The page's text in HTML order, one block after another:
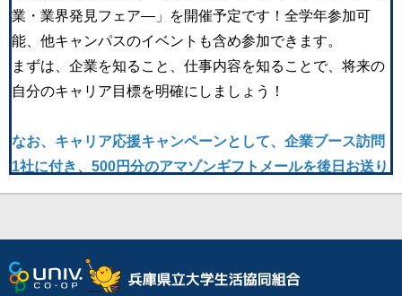
業・業界発見フェア―」を開催予定です！全学年参加可
能、他キャンパスのイベントも含め参加できます。
まずは、企業を知ること、仕事内容を知ることで、将来の
自分のキャリア目標を明確にしましょう！
なお、キャリア応援キャンペーンとして、企業ブース訪問
1社に付き、500円分のアマゾンギフトメールを後日お送り
します。広く視野を広げてもらい、いろいろな企業を見
はありません。
県大生のOBOGもおられる企業も参加します。学内での対